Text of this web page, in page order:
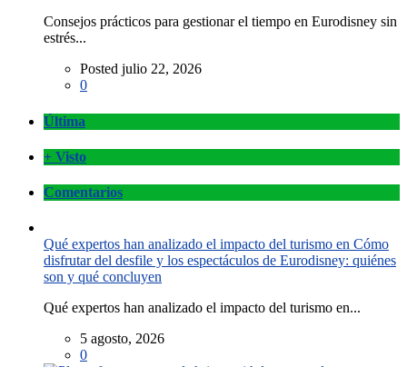
Consejos prácticos para gestionar el tiempo en Eurodisney sin
estrés...
Posted julio 22, 2026
0
Última
+ Visto
Comentarios
Qué expertos han analizado el impacto del turismo en Cómo
disfrutar del desfile y los espectáculos de Eurodisney: quiénes
son y qué concluyen
Qué expertos han analizado el impacto del turismo en...
5 agosto, 2026
0